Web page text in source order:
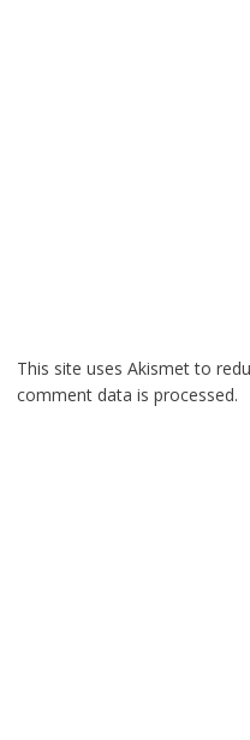
This site uses Akismet to
comment data is processed.